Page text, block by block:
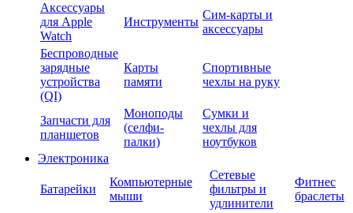
Аксессуары
для Apple
Watch
Инструменты
Сим-карты и
аксессуары
Беспроводные
зарядные
устройства
(QI)
Карты
памяти
Спортивные
чехлы на руку
Запчасти для
планшетов
Моноподы
(селфи-
палки)
Сумки и
чехлы для
ноутбуков
Электроника
Батарейки
Компьютерные
мыши
Сетевые
фильтры и
удлинители
Фитнес
браслеты